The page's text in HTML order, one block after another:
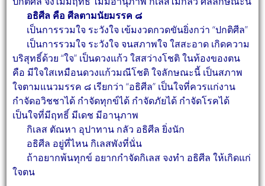
อธิศีล คือ ศีลตามนัยมรรค ๘
เป็นการรวมใจ ระวังใจ เข้มงวดกวดขันยิ่งกว่า “ปกติศีล”
เป็นการรวมใจ ระวังใจ จนสภาพใจ ใสสะอาด เกิดความ
บริสุทธิ์ด้วย “ใจ” เป็นดวงแก้ว ใสสว่างโชติ ในท้องของตน
คือ มีใจใสเหมือนดวงแก้วมณีโชติ ใจลักษณะนี้ เป็นสภาพ
ใจตามแนวมรรค ๘ เรียกว่า “อธิศีล” เป็นใจที่ควรแก่งาน
กำจัดอวิชชาได้ กำจัดทุกข์ได้ กำจัดภัยได้ กำจัดโรคได้
เป็นใจที่มีฤทธิ์ มีเดช มีอานุภาพ
กิเลส ตัณหา อุปาทาน กลัว อธิศีล ยิ่งนัก
อธิศีล อยู่ที่ไหน กิเลสพังที่นั่น
ถ้าอยากพ้นทุกข์ อยากกำจัดกิเลส จงทำ อธิศีล ให้เกิดแก่
ใจตน